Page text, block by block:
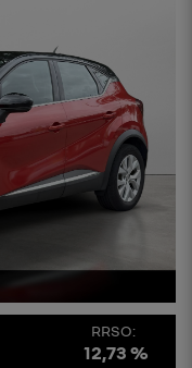
RRSO:
12,73 %